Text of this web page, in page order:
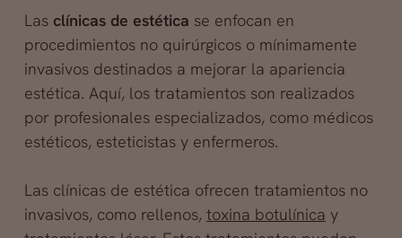
Lasclínicas de estética se enfocan en
procedimientos no quirúrgicos o mínimamente
invasivos destinados a mejorar la apariencia
estética. Aquí, los tratamientos son realizados
por profesionales especializados, como médicos
estéticos, esteticistas y enfermeros.
Las clínicas de estética ofrecen tratamientos no
invasivos, como rellenos, toxina botulínica y